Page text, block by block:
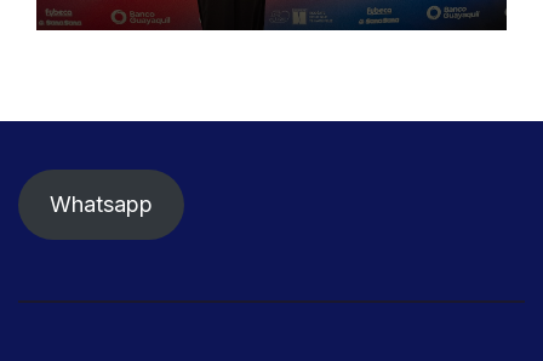
Whatsapp